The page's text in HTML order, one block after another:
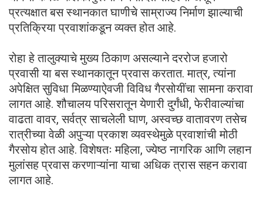
प्रत्यक्षात बस स्थानकात घाणीचे साम्राज्य निर्माण झाल्याची
प्रतिक्रिया प्रवाशांकडून व्यक्त होत आहे.
रोहा हे तालुक्याचे मुख्य ठिकाण असल्याने दररोज हजारो
प्रवासी या बस स्थानकातून प्रवास करतात. मात्र, त्यांना
अपेक्षित सुविधा मिळण्याऐवजी विविध गैरसोयींचा सामना करावा
लागत आहे. शौचालय परिसरातून येणारी दुर्गंधी, फेरीवाल्यांचा
वाढता वावर, सर्वत्र साचलेली घाण, अस्वच्छ वातावरण तसेच
रात्रीच्या वेळी अपुऱ्या प्रकाश व्यवस्थेमुळे प्रवाशांची मोठी
गैरसोय होत आहे. विशेषतः महिला, ज्येष्ठ नागरिक आणि लहान
मुलांसह प्रवास करणाऱ्यांना याचा अधिक त्रास सहन करावा
लागत आहे.